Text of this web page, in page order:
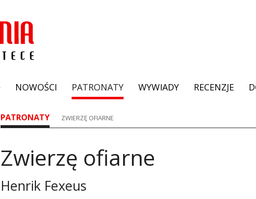
NOWOŚCI PATRONATY WYWIADY RECENZJE
PATRONATY ZWIERZĘ OFIARNE
Zwierzę ofiarne
Henrik Fexeus